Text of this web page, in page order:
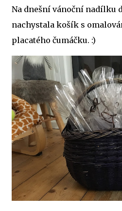
Na dnešní vánoční nadílku
nachystala košík s
placatého čumáčku. :)